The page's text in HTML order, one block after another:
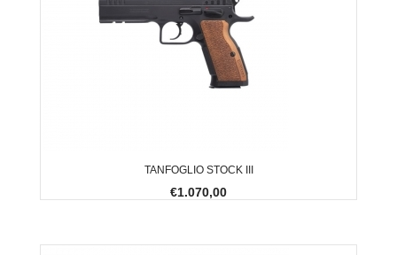
TANFOGLIO STOCK III
€1.070,00